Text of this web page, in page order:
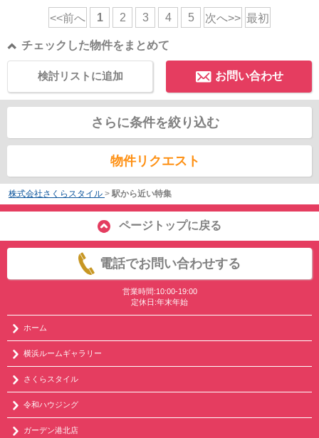
<<前へ 1 2 3 4 5 次へ>> 最初
チェックした物件をまとめて
お問い合わせ
検討リストに追加
さらに条件を絞り込む
物件リクエスト
株式会社さくらスタイル > 駅から近い特集
ページトップに戻る
電話でお問い合わせする
営業時間:10:00-19:00
定休日:年末年始
ホーム
横浜ルームギャラリー
さくらスタイル
令和ハウジング
ガーデン港北店